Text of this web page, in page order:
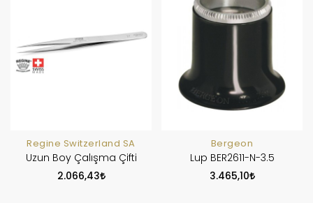
Regine Switzerland SA
Uzun Boy Çalışma Çifti
2.066,43
Bergeon
Lup BER2611-N-3.5
3.465,10